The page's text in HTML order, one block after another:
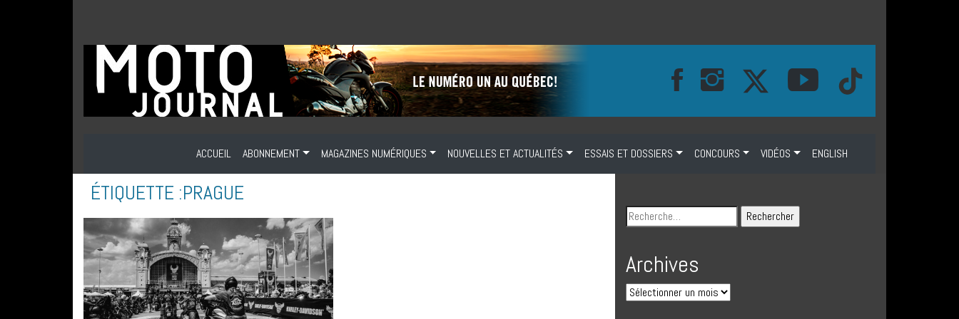
ACCUEIL ABONNEMENT MAGAZINES NUMÉRIQUES NOUVELLES ET ACTUALITÉS ESSAIS ET DOSSIERS CONCOURS VIDÉOS ENGLISH
ÉTIQUETTE :PRAGUE
Archives